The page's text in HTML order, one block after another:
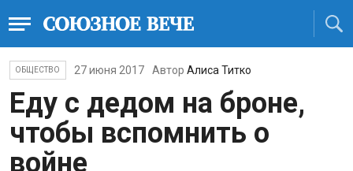
ОБЩЕСТВО 27 июня 2017 Автор Алиса Титко
Еду с дедом на броне,
чтобы вспомнить о
войне